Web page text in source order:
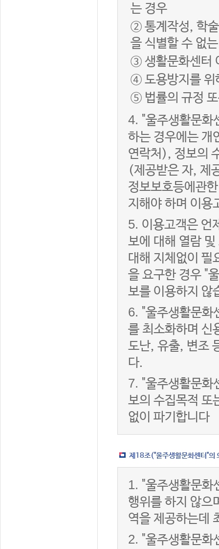
는 경우
② 통계작성, 학
을 식별할 수 없
③ 생활문화센터
④ 도용방지를 위
⑤ 법률의 규정 또
4. "울주생활문화
하는 경우에는 개
연락처), 정보의
(제공받은 자, 제
정보보호등에관
지해야 하며 이용
5. 이용고객은 언
보에 대해 열람
대해 지체없이 필
을 요구한 경우 "
보를 이용하지 않
6. "울주생활문화
를 최소화하며 신
도난, 유출, 변조
다.
7. "울주생활문화
보의 수집목적 또
없이 파기합니다
제18조("울주생활문화센터"의
1. "울주생활문화
행위를 하지 않으
역을 제공하는데
2. "울주생활문화